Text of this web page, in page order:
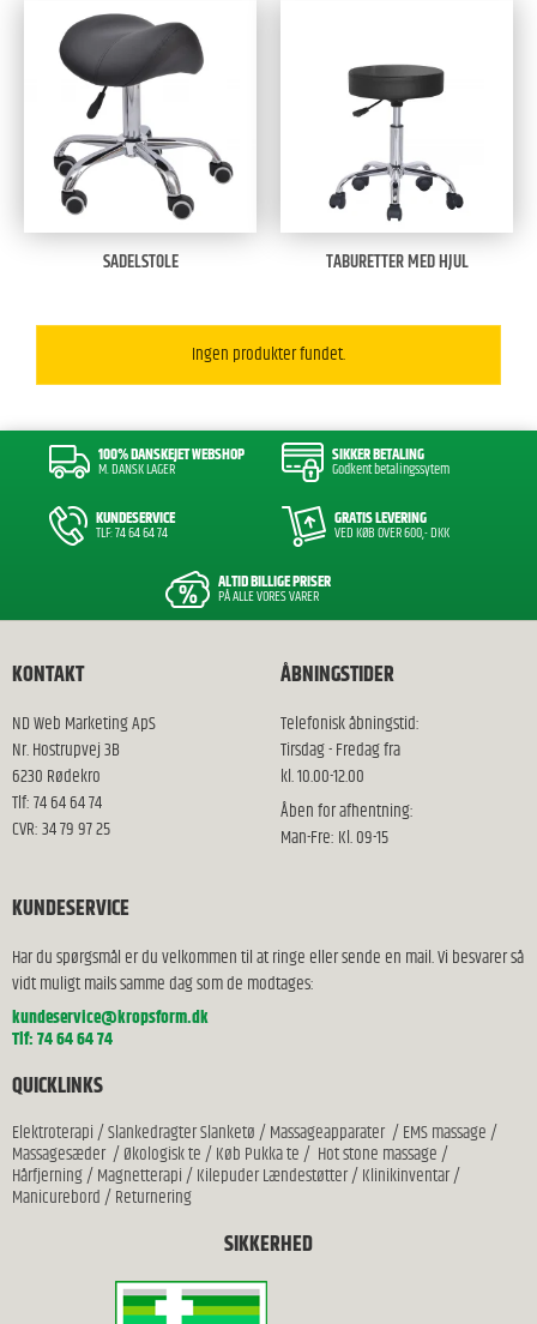
SADELSTOLE TABURETTER MED HJUL
Ingen produkter fundet.
100% DANSKEJET WEBSHOP
M. DANSK LAGER
SIKKER BETALING
Godkent betalingssytem
KUNDESERVICE
TLF: 74 64 64 74
GRATIS LEVERING
VED KØB OVER 600,- DKK
ALTID BILLIGE PRISER
PÅ ALLE VORES VARER
KONTAKT
ND Web Marketing ApS
Nr. Hostrupvej 3B
6230 Rødekro
Tlf: 74 64 64 74
CVR: 34 79 97 25
ÅBNINGSTIDER
Telefonisk åbningstid:
Tirsdag - Fredag fra
kl. 10.00-12.00
Åben for afhentning:
Man-Fre: Kl. 09-15
KUNDESERVICE
Har du spørgsmål er du velkommen til at ringe eller sende en mail. Vi besvarer så
vidt muligt mails samme dag som de modtages:
kundeservice@kropsform.dk
Tlf: 74 64 64 74
QUICKLINKS
Elektroterapi/Slankedragter Slanketø/Massageapparater/EMS massage/
Massagesæder/Økologisk te/Køb Pukka te/ Hot stone massage/
Hårfjerning/Magnetterapi/Kilepuder Lændestøtter/Klinikinventar/
Manicurebord/Returnering
SIKKERHED